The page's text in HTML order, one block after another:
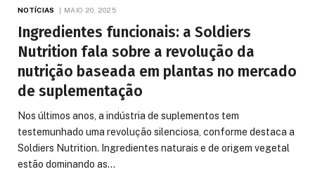
NOTÍCIAS MAIO 20, 2025
Ingredientes funcionais: a Soldiers
Nutrition fala sobre a revolução da
nutrição baseada em plantas no mercado
de suplementação
Nos últimos anos, a indústria de suplementos tem
testemunhado uma revolução silenciosa, conforme destaca a
Soldiers Nutrition. Ingredientes naturais e de origem vegetal
estão dominando as…